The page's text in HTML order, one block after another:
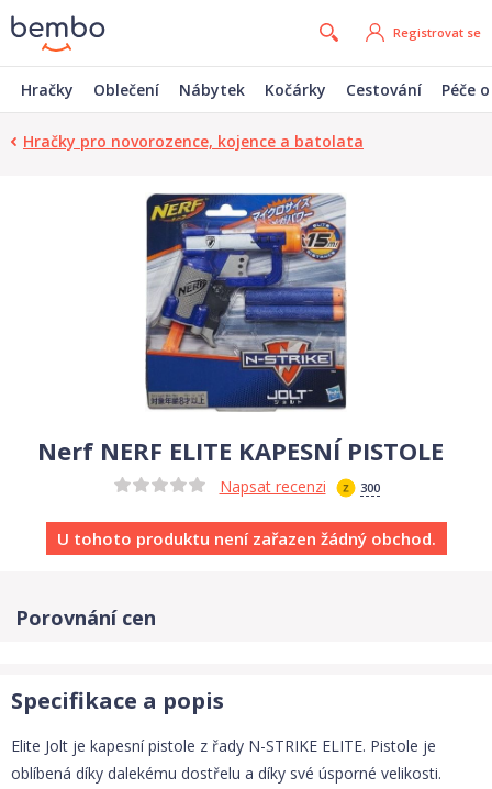
Registrovat se
Hračky Oblečení Nábytek Kočárky Cestování Péče
Hračky pro novorozence, kojence a batolata
Nerf NERF ELITE KAPESNÍ PISTOLE
Napsat recenzi 300
U tohoto produktu není zařazen žádný obchod.
Porovnání cen
Specifikace a popis
Elite Jolt je kapesní pistole z řady N-STRIKE ELITE. Pistole je
oblíbená díky dalekému dostřelu a díky své úsporné velikosti.